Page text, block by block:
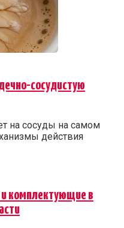
сосудистую
на сосуды на самом
действия
и комплектующие в